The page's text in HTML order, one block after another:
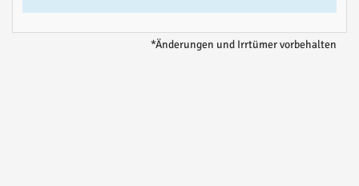
*Änderungen und Irrtümer vorbehalten